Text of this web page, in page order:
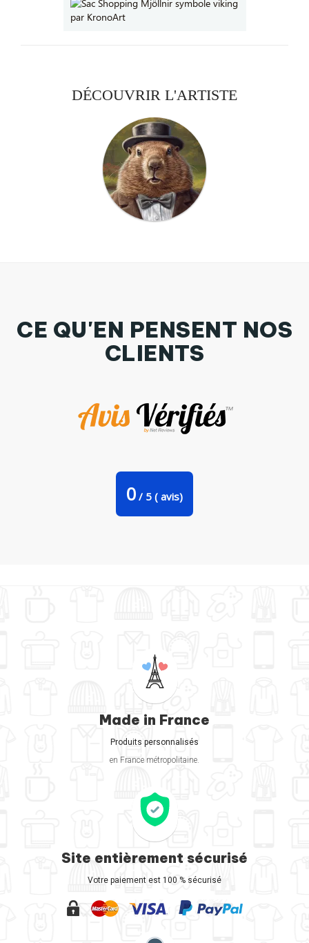
DÉCOUVRIR L'ARTISTE
CE QU'EN PENSENT NOS
CLIENTS
0 / 5 ( avis)
Made in France
Produits personnalisés
en France métropolitaine.
Site entièrement sécurisé
Votre paiement est 100 % sécurisé